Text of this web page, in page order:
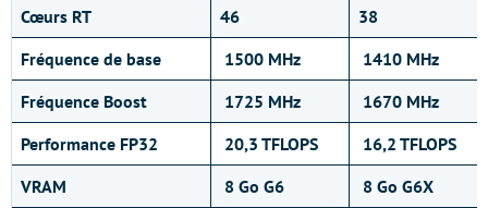
Cœurs RT
46
38
Fréquence de base
1500 MHz
1410 MHz
Fréquence Boost
1725 MHz
1670 MHz
Performance FP32
20,3 TFLOPS
16,2 TFLOPS
VRAM
8 Go G6
8 Go G6X